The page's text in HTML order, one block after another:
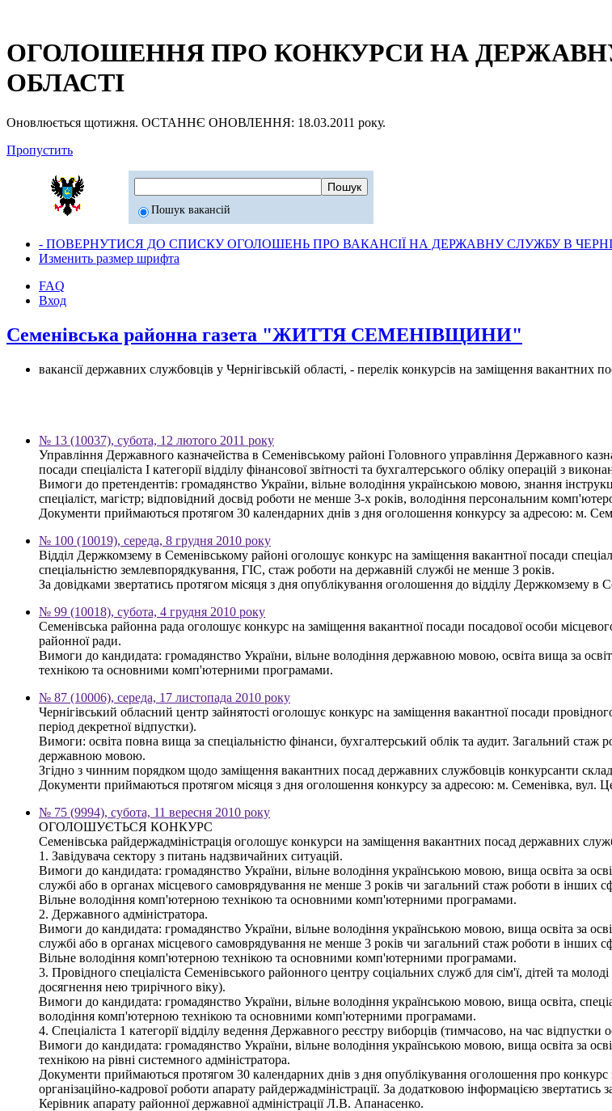
ОГОЛОШЕННЯ ПРО КОНКУРСИ НА
ОБЛАСТІ
Оновлюється щотижня. ОСТАННЄ ОНОВЛЕННЯ: 18.03.2011 року.
Пропустить
Пошук вакансій
- ПОВЕРНУТИСЯ ДО СПИСКУ ОГОЛОШЕНЬ ПРО ВАКАНСІЇ НА ДЕРЖАВНУ СЛУЖБУ В
Изменить размер шрифта
FAQ
Вход
Семенівська районна газета "ЖИТТЯ СЕМЕНІВЩИНИ"
вакансії державних службовців у Чернігівській області, - перелік конкурсів на заміщення вакантних
№ 13 (10037), субота, 12 лютого 2011 року
Управління Державного казначейства в Семенівському районі Головного управління Державного
посади спеціаліста І категорії відділу фінансової звітності та бухгалтерського обліку операцій з
Вимоги до претендентів: громадянство України, вільне володіння українською мовою, знання
спеціаліст, магістр; відповідний досвід роботи не менше 3-х років, володіння персональним
Документи приймаються протягом 30 календарних днів з дня оголошення конкурсу за адресою: м.
№ 100 (10019), середа, 8 грудня 2010 року
Відділ Держкомзему в Семенівському районі оголошує конкурс на заміщення вакантної посади
спеціальністю землевпорядкування, ГІС, стаж роботи на державній службі не менше 3 років.
За довідками звертатись протягом місяця з дня опублікування оголошення до відділу Держкомзему
№ 99 (10018), субота, 4 грудня 2010 року
Семенівська районна рада оголошує конкурс на заміщення вакантної посади посадової особи
районної ради.
Вимоги до кандидата: громадянство України, вільне володіння державною мовою, освіта вища за
технікою та основними комп'ютерними програмами.
№ 87 (10006), середа, 17 листопада 2010 року
Чернігівський обласний центр зайнятості оголошує конкурс на заміщення вакантної посади
період декретної відпустки).
Вимоги: освіта повна вища за спеціальністю фінанси, бухгалтерський облік та аудит. Загальний
державною мовою.
Згідно з чинним порядком щодо заміщення вакантних посад державних службовців конкурсанти
Документи приймаються протягом місяця з дня оголошення конкурсу за адресою: м. Семенівка, вул.
№ 75 (9994), субота, 11 вересня 2010 року
ОГОЛОШУЄТЬСЯ КОНКУРС
Семенівська райдержадміністрація оголошує конкурси на заміщення вакантних посад державних
1. Завідувача сектору з питань надзвичайних ситуацій.
Вимоги до кандидата: громадянство України, вільне володіння українською мовою, вища освіта за
службі або в органах місцевого самоврядування не менше 3 років чи загальний стаж роботи в інших
Вільне володіння комп'ютерною технікою та основними комп'ютерними програмами.
2. Державного адміністратора.
Вимоги до кандидата: громадянство України, вільне володіння українською мовою, вища освіта за
службі або в органах місцевого самоврядування не менше 3 років чи загальний стаж роботи в інших
Вільне володіння комп'ютерною технікою та основними комп'ютерними програмами.
3. Провідного спеціаліста Семенівського районного центру соціальних служб для сім'ї, дітей та
досягнення нею трирічного віку).
Вимоги до кандидата: громадянство України, вільне володіння українською мовою, вища освіта,
володіння комп'ютерною технікою та основними комп'ютерними програмами.
4. Спеціаліста 1 категорії відділу ведення Державного реєстру виборців (тимчасово, на час
Вимоги до кандидата: громадянство України, вільне володіння українською мовою, вища освіта за
технікою на рівні системного адміністратора.
Документи приймаються протягом 30 календарних днів з дня опублікування оголошення про
організаційно-кадрової роботи апарату райдержадміністрації. За додатковою інформацією звертатись
Керівник апарату районної державної адміністрації Л.В. Апанасенко.